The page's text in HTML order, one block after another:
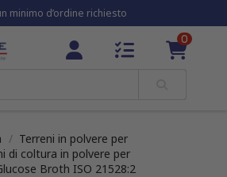
minimo d’ordine richiesto
0
Terreni in polvere per
di coltura in polvere per
Broth ISO 21528:2